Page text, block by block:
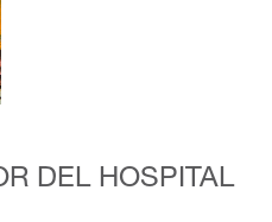
DEL HOSPITAL